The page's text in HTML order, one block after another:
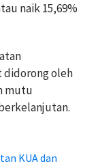
naik 15,69%
oleh
mutu
KUA dan